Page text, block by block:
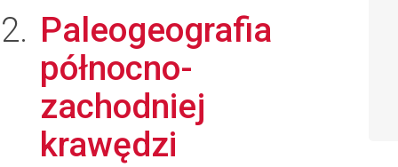
Paleogeografia
północno-
zachodniej
krawędzi